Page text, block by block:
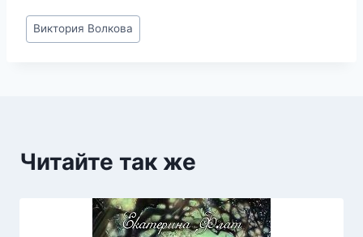
Метки
записи:
Виктория Волкова
Читайте так же